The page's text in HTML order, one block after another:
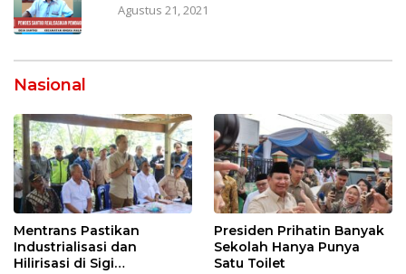
Agustus 21, 2021
Nasional
Mentrans Pastikan
Industrialisasi dan
Hilirisasi di Sigi
Presiden Prihatin Banyak
Sekolah Hanya Punya
Satu Toilet